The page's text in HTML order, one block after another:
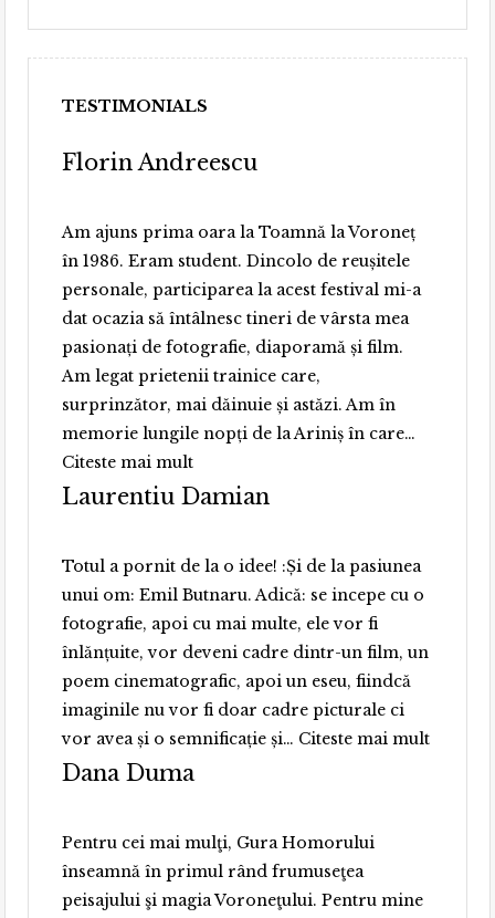
TESTIMONIALS
Florin Andreescu
Am ajuns prima oara la Toamnă la Voroneț
în 1986. Eram student. Dincolo de reușitele
personale, participarea la acest festival mi-a
dat ocazia să întâlnesc tineri de vârsta mea
pasionați de fotografie, diaporamă și film.
Am legat prietenii trainice care,
surprinzător, mai dăinuie și astăzi. Am în
memorie lungile nopți de la Ariniș în care…
Citeste mai mult“Florin
Andreescu”
Laurentiu Damian
Totul a pornit de la o idee! :Și de la pasiunea
unui om: Emil Butnaru. Adică: se incepe cu o
fotografie, apoi cu mai multe, ele vor fi
înlănțuite, vor deveni cadre dintr-un film, un
poem cinematografic, apoi un eseu, fiindcă
imaginile nu vor fi doar cadre picturale ci
vor avea și o semnificație și… Citeste mai mult
Dana Duma
Pentru cei mai mulţi, Gura Homorului
înseamnă în primul rând frumuseţea
peisajului şi magia Voroneţului. Pentru mine